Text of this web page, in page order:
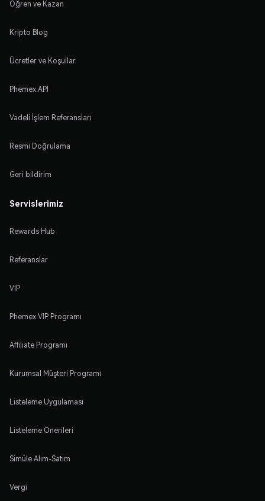
Öğren ve Kazan
Kripto Blog
Ücretler ve Koşullar
Phemex API
Vadeli İşlem Referansları
Resmi Doğrulama
Geri bildirim
Servislerimiz
Rewards Hub
Referanslar
VIP
Phemex VIP Programı
Affiliate Programı
Kurumsal Müşteri Programı
Listeleme Uygulaması
Listeleme Önerileri
Simüle Alım-Satım
Vergi